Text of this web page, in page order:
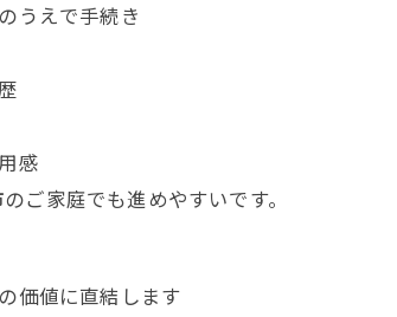
うえで手続き
感
ご家庭でも進めやすいです。
価値に直結します